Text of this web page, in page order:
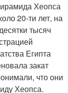
Хеопса
20-ти лет, на
тысяч
Египта
закат
что они
Хеопса.